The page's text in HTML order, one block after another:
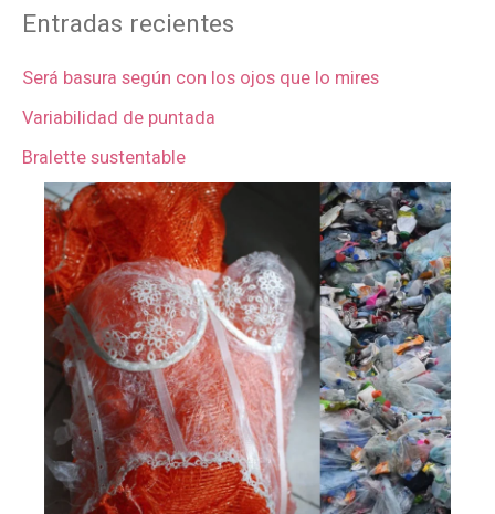
Entradas recientes
Será basura según con los ojos que lo mires
Variabilidad de puntada
Bralette sustentable